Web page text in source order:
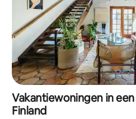
Vakantiewoningen in
Finland